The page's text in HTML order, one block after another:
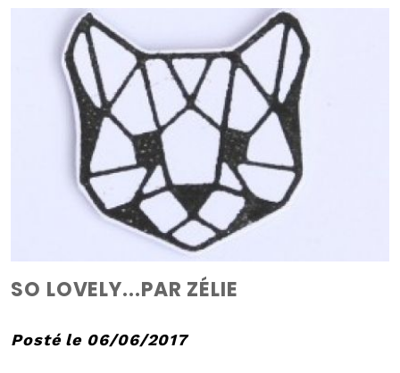
SO LOVELY...PAR ZÉLIE
Posté le 06/06/2017